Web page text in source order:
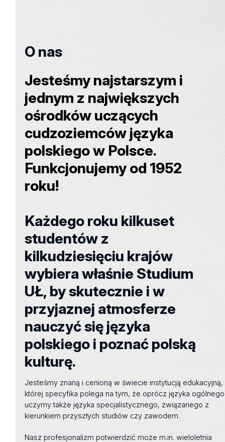
O nas
Jesteśmy najstarszym i
jednym z największych
ośrodków uczących
cudzoziemców języka
polskiego w Polsce.
Funkcjonujemy od 1952
roku!
Każdego roku kilkuset
studentów z
kilkudziesięciu krajów
wybiera właśnie Studium
UŁ, by skutecznie i w
przyjaznej atmosferze
nauczyć się języka
polskiego i poznać polską
kulturę.
Jesteśmy znaną i cenioną w świecie instytucją edukacyjną,
której specyfika polega na tym, że oprócz języka ogólnego
uczymy także języka specjalistycznego, związanego z
kierunkiem przyszłych studiów czy zawodem.
Nasz profesjonalizm potwierdzić może m.in. wieloletnia